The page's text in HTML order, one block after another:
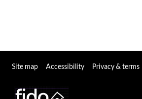
Site map Accessibility Privacy & terms